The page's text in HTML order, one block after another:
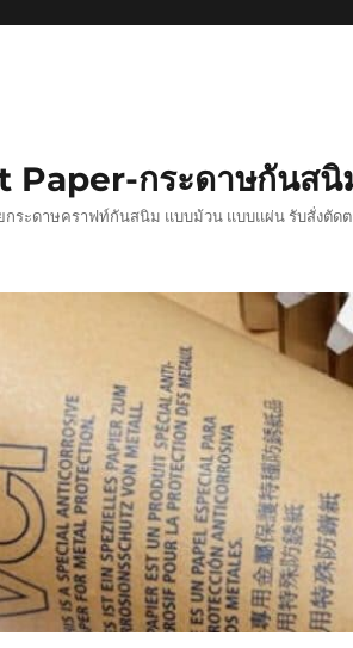
Paper-กระดาษกันส
ระดาษคราฟท์กันสนิม แบบม้วน แบบแผ่น รับสั่งตัด